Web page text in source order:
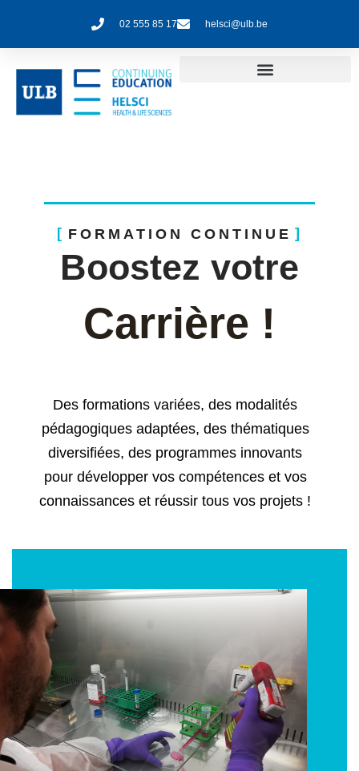
02 555 85 17 helsci@ulb.be
FORMATION CONTINUE
Boostez votre
Carrière !
Des formations variées, des modalités
pédagogiques adaptées, des thématiques
diversifiées, des programmes innovants
pour développer vos compétences et vos
connaissances et réussir tous vos projets !